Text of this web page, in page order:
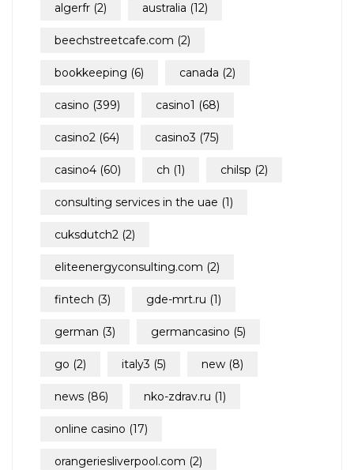
algerfr (2) australia (12)
beechstreetcafe.com (2)
bookkeeping (6) canada (2)
casino (399) casino1 (68)
casino2 (64) casino3 (75)
casino4 (60) ch (1) chilsp (2)
consulting services in the uae (1)
cuksdutch2 (2)
eliteenergyconsulting.com (2)
fintech (3) gde-mrt.ru (1)
german (3) germancasino (5)
go (2) italy3 (5) new (8)
news (86) nko-zdrav.ru (1)
online casino (17)
orangeriesliverpool.com (2)